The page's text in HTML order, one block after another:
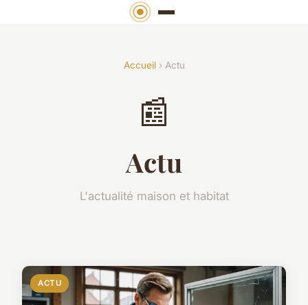
Accueil› Actu
📰
Actu
L'actualité maison et habitat
ACTU